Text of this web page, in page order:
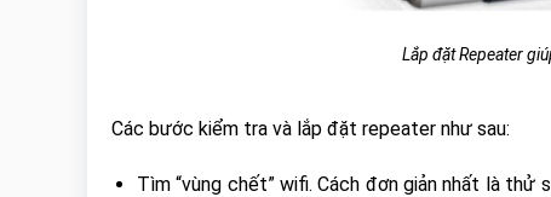
Lắp đặt Repeater
Các bước kiểm tra và lắp đặt repeater như sau:
Tìm “vùng chết” wifi. Cách đơn giản nhất là